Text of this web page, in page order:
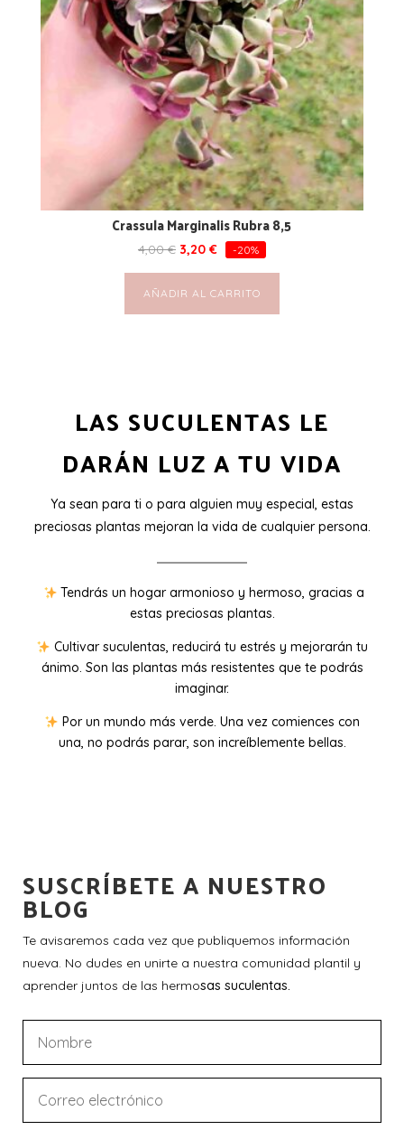
Crassula Marginalis Rubra 8,5
4,00€ 3,20 € -20%
AÑADIR AL CARRITO
LAS SUCULENTAS LE
DARÁN LUZ A TU VIDA
Ya sean para ti o para alguien muy especial, estas
preciosas plantas mejoran la vida de cualquier persona.
Tendrás un hogar armonioso y hermoso, gracias a
estas preciosas plantas.
Cultivar suculentas, reducirá tu estrés y mejorarán tu
ánimo. Son las plantas más resistentes que te podrás
imaginar.
Por un mundo más verde. Una vez comiences con
una, no podrás parar, son increíblemente bellas.
SUSCRÍBETE A NUESTRO
BLOG
Te avisaremos cada vez que publiquemos información
nueva. No dudes en unirte a nuestra comunidad plantil y
aprender juntos de las hermosas suculentas.